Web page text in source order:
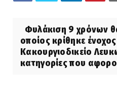
Φυλάκιση 9 χρόνων
οποίος κρίθηκε
Κακουργιοδικείο
κατηγορίες που